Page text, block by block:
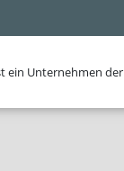
ein Unternehmen der